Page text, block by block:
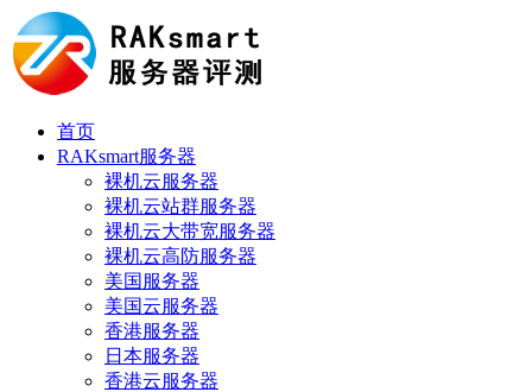
首页
RAKsmart服务器
裸机云服务器
裸机云站群服务器
裸机云大带宽服务器
裸机云高防服务器
美国服务器
美国云服务器
香港服务器
日本服务器
香港云服务器